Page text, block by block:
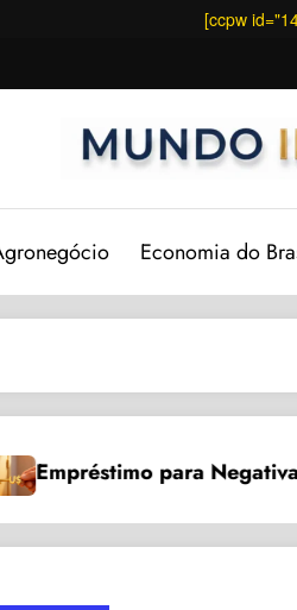
[ccpw
Economia do
para Negativado: 5